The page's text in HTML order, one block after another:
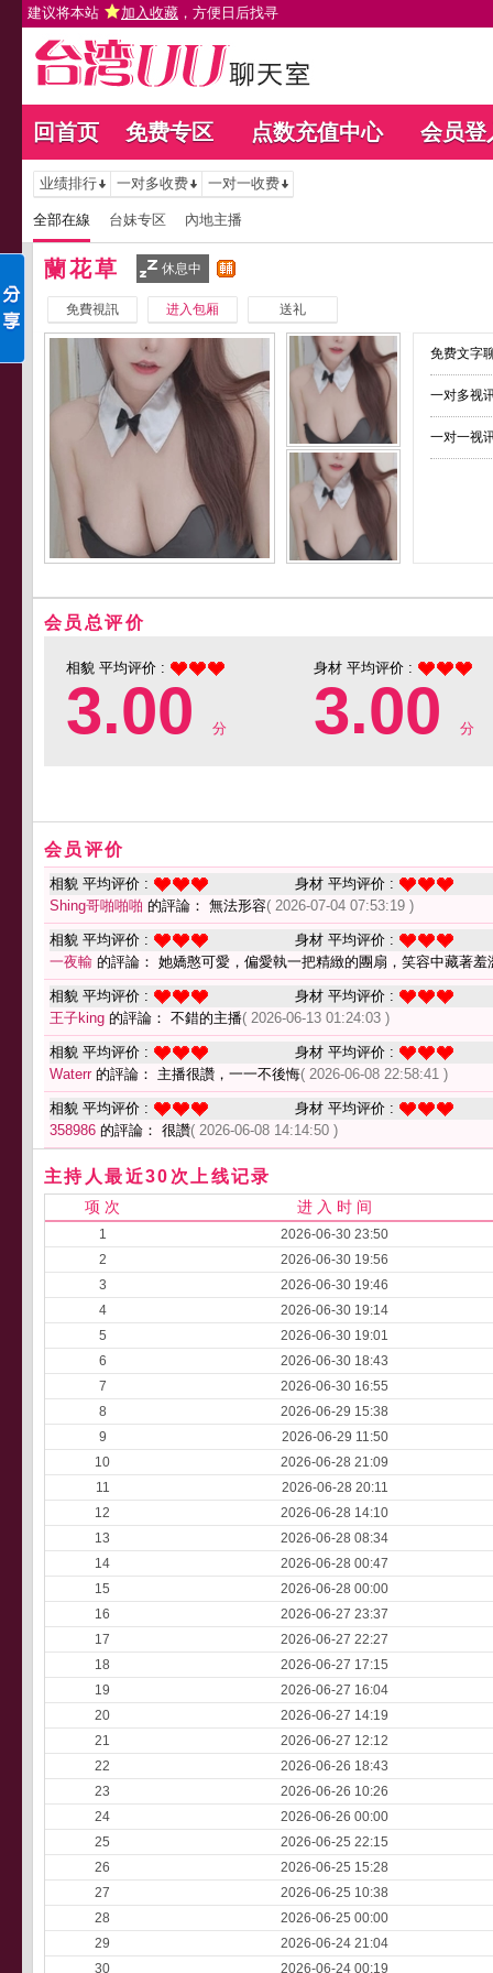
建议将本站 加入收藏 ，方便日后找寻
回首页 免费专区 点数充值中心 会员登
业绩排行 一对多收费 一对一收费
全部在線 台妹专区 內地主播
蘭花草 休息中
免費視訊 进入包厢 送礼
免费文字
一对多视
一对一视
会员总评价
相貌 平均评价 :
3.00 分
身材 平均评价 :
3.00 分
会员评价
相貌 平均评价 :
身材 平均评价 :
Shing哥啪啪啪 的評論： 無法形容( 2026-07-04 07:53:19 )
相貌 平均评价 :
身材 平均评价 :
一夜輸 的評論： 她嬌憨可愛，偏愛執一把精緻的團扇，笑容中藏著羞
相貌 平均评价 :
身材 平均评价 :
王子king 的評論： 不錯的主播( 2026-06-13 01:24:03 )
相貌 平均评价 :
身材 平均评价 :
Waterr的評論： 主播很讚，一一不後悔( 2026-06-08 22:58:41 )
相貌 平均评价 :
身材 平均评价 :
358986 的評論： 很讚( 2026-06-08 14:14:50 )
主持人最近30次上线记录
项 次 进 入 时 间
1
2026-06-30 23:50
2
2026-06-30 19:56
3
2026-06-30 19:46
4
2026-06-30 19:14
5
2026-06-30 19:01
6
2026-06-30 18:43
7
2026-06-30 16:55
8
2026-06-29 15:38
9
2026-06-29 11:50
10
2026-06-28 21:09
11
2026-06-28 20:11
12
2026-06-28 14:10
13
2026-06-28 08:34
14
2026-06-28 00:47
15
2026-06-28 00:00
16
2026-06-27 23:37
17
2026-06-27 22:27
18
2026-06-27 17:15
19
2026-06-27 16:04
20
2026-06-27 14:19
21
2026-06-27 12:12
22
2026-06-26 18:43
23
2026-06-26 10:26
24
2026-06-26 00:00
25
2026-06-25 22:15
26
2026-06-25 15:28
27
2026-06-25 10:38
28
2026-06-25 00:00
29
2026-06-24 21:04
30
2026-06-24 00:19